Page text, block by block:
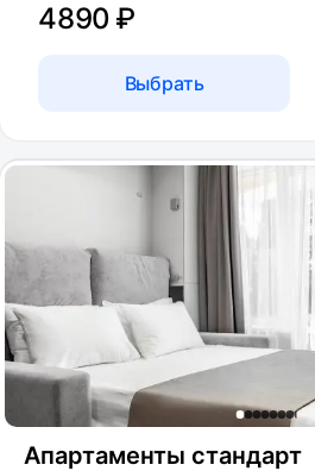
4890 ₽
Выбрать
Апартаменты стандарт